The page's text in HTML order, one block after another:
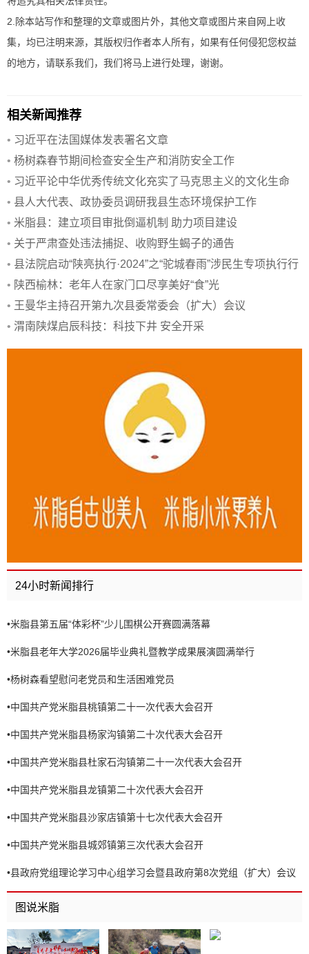
2.除本站写作和整理的文章或图片外，其他文章或图片来自网上收
集，均已注明来源，其版权归作者本人所有，如果有任何侵犯您权益
的地方，请联系我们，我们将马上进行处理，谢谢。
相关新闻推荐
• 习近平在法国媒体发表署名文章
• 杨树森春节期间检查安全生产和消防安全工作
• 习近平论中华优秀传统文化充实了马克思主义的文化生命
• 县人大代表、政协委员调研我县生态环境保护工作
• 米脂县：建立项目审批倒逼机制 助力项目建设
• 关于严肃查处违法捕捉、收购野生蝎子的通告
• 县法院启动“陕亮执行·2024”之“驼城春雨”涉民生专项执行行
动
• 陕西榆林：老年人在家门口尽享美好“食”光
• 王曼华主持召开第九次县委常委会（扩大）会议
• 渭南陕煤启辰科技：科技下井 安全开采
24小时新闻排行
•米脂县第五届“体彩杯”少儿围棋公开赛圆满落幕
•米脂县老年大学2026届毕业典礼暨教学成果展演圆满举行
•杨树森看望慰问老党员和生活困难党员
•中国共产党米脂县桃镇第二十一次代表大会召开
•中国共产党米脂县杨家沟镇第二十次代表大会召开
•中国共产党米脂县杜家石沟镇第二十一次代表大会召开
•中国共产党米脂县龙镇第二十次代表大会召开
•中国共产党米脂县沙家店镇第十七次代表大会召开
•中国共产党米脂县城郊镇第三次代表大会召开
•县政府党组理论学习中心组学习会暨县政府第8次党组（扩大）会议
召开
图说米脂